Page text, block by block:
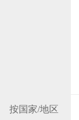
按国家/地区